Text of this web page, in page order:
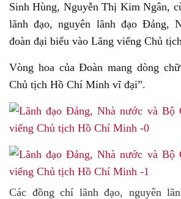
Sinh Hùng, Nguyễn Thị Kim Ngân,
lãnh đạo, nguyên lãnh đạo Đảng,
đoàn đại biểu vào Lăng viếng Chủ
Vòng hoa của Đoàn mang dòng
Chủ tịch Hồ Chí Minh vĩ đại”.
Các đồng chí lãnh đạo, nguyên